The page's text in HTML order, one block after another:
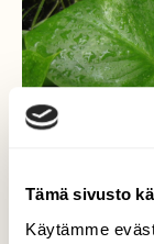
Tämä sivusto
Käytämme